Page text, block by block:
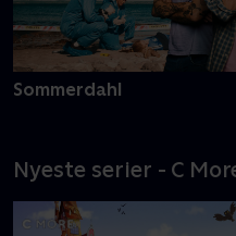
Sommerdahl
Nyeste serier - C